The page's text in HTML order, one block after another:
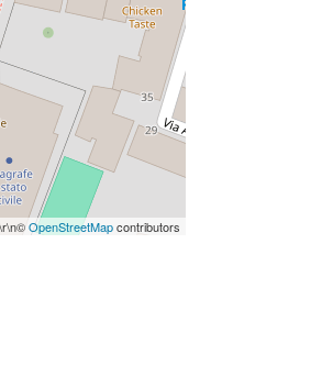
OpenStreetMapcontributors